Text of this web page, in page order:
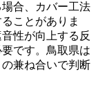
合、カバー工法
ことがありま
性が向上する反
です。鳥取県は
兼ね合いで判断